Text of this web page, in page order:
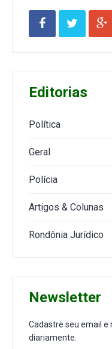
Editorias
Política
Geral
Polícia
Artigos & Colunas
Rondônia Jurídico
Newsletter
Cadastre seu email e
diariamente.